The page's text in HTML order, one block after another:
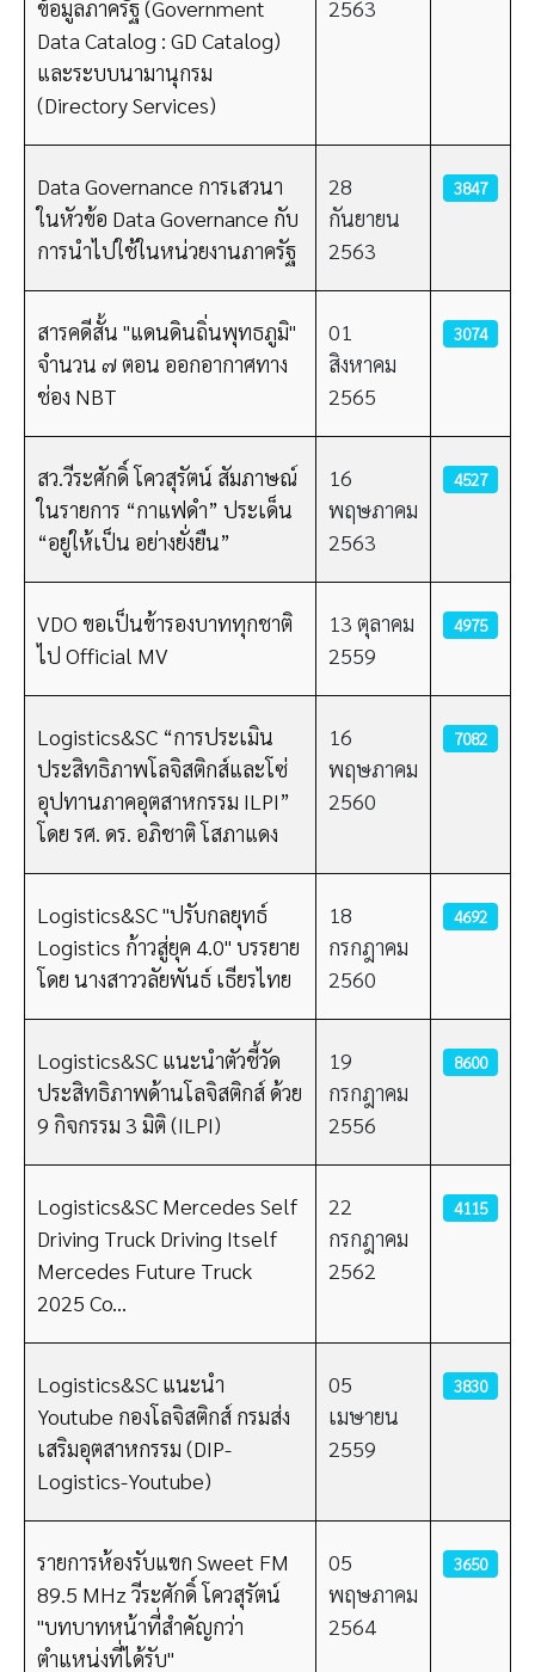
ข้อมูลภาครัฐ (Government
Data Catalog : GD Catalog)
และระบบนามานุกรม
(Directory Services)
2563
Data Governance การเสวนา
ในหัวข้อ Data Governance กับ
การนำไปใช้ในหน่วยงานภาครัฐ
28
กันยายน
2563
3847
สารคดีสั้น "แดนดินถิ่นพุทธภูมิ"
จำนวน ๗ ตอน ออกอากาศทาง
ช่อง NBT
01
สิงหาคม
2565
3074
สว.วีระศักดิ์ โควสุรัตน์ สัมภาษณ์
ในรายการ “กาแฟดำ” ประเด็น
“อยู่ให้เป็น อย่างยั่งยืน”
16
พฤษภาคม
2563
4527
VDO ขอเป็นข้ารองบาททุกชาติ
ไป Official MV
13 ตุลาคม
2559
4975
Logistics&SC “การประเมิน
ประสิทธิภาพโลจิสติกส์และโซ่
อุปทานภาคอุตสาหกรรม ILPI”
โดย รศ. ดร. อภิชาติ โสภาแดง
16
พฤษภาคม
2560
7082
Logistics&SC "ปรับกลยุทธ์
Logistics ก้าวสู่ยุค 4.0" บรรยาย
โดย นางสาววลัยพันธ์ เธียรไทย
18
กรกฎาคม
2560
4692
Logistics&SC แนะนำตัวชี้วัด
ประสิทธิภาพด้านโลจิสติกส์ ด้วย
9 กิจกรรม 3 มิติ (ILPI)
19
กรกฎาคม
2556
8600
Logistics&SC Mercedes Self
Driving Truck Driving Itself
Mercedes Future Truck
2025 Co...
22
กรกฎาคม
2562
4115
Logistics&SC แนะนำ
Youtube กองโลจิสติกส์ กรมส่ง
เสริมอุตสาหกรรม (DIP-
Logistics-Youtube)
05
เมษายน
2559
3830
รายการห้องรับแขก Sweet FM
89.5 MHz วีระศักดิ์ โควสุรัตน์
"บทบาทหน้าที่สำคัญกว่า
ตำแหน่งที่ได้รับ"
05
พฤษภาคม
2564
3650